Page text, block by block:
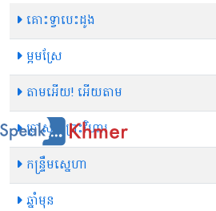
គោះទ្វាបេះដូង
ម្អមស្រែ
តាមអើយ! អើយតាម
ប្រាសាទព្រះវិហារ
កន្ទ្រឹមស្នេហា
ឆ្នាំមុន